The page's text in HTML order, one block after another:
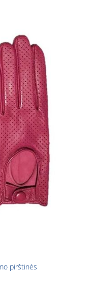
pirštinės